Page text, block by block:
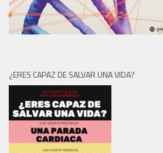
¿ERES CAPAZ DE SALVAR UNA VIDA?